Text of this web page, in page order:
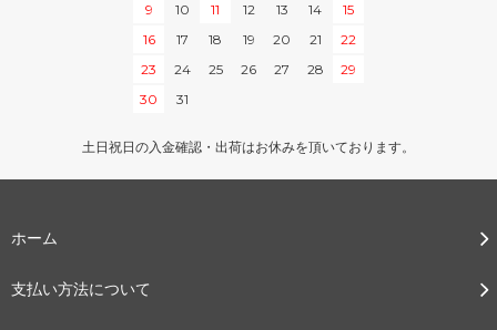
9
10 11 12 13 14
15
16
17 18 19 20 21
22
23
24 25 26 27 28
29
30
31
土日祝日の入金確認・出荷はお休みを頂いております。
ホーム
支払い方法について